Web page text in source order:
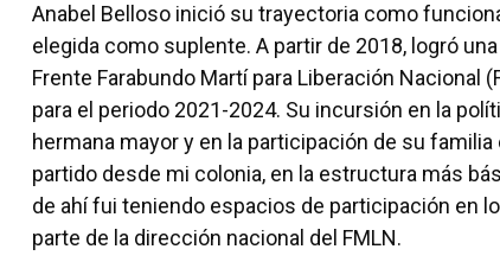
Anabel Belloso inició su trayectoria como
elegida como suplente. A partir de 2018, logró
Frente Farabundo Martí para Liberación Nacional
para el periodo 2021-2024. Su incursión en la
hermana mayor y en la participación de su familia
partido desde mi colonia, en la estructura más
de ahí fui teniendo espacios de participación en
parte de la dirección nacional del FMLN.